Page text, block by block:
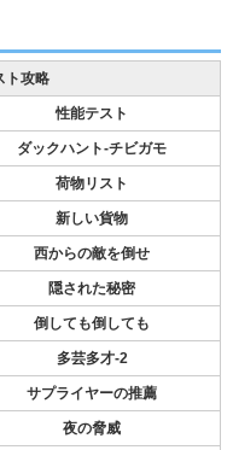
ト攻略
性能テスト
ダックハント-チビガモ
荷物リスト
新しい貨物
西からの敵を倒せ
隠された秘密
倒しても倒しても
多芸多才-2
サプライヤーの推薦
夜の脅威